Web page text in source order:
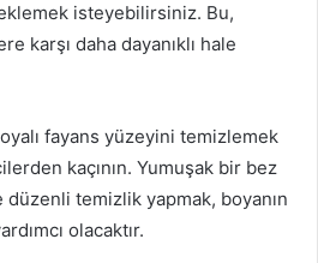
isteyebilirsiniz. Bu,
karşı daha dayanıklı hale
fayans yüzeyini temizlemek
kaçının. Yumuşak bir bez
temizlik yapmak, boyanın
olacaktır.